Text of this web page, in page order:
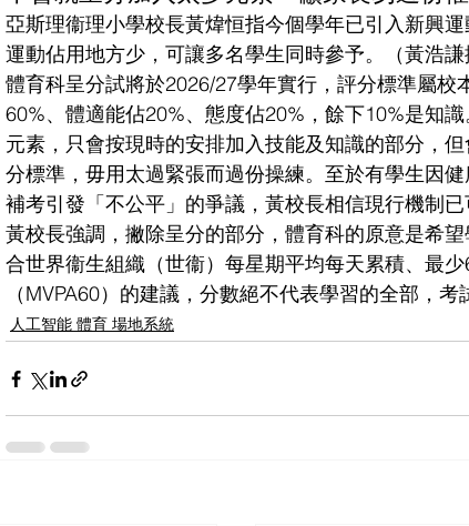
亞斯理衞理小學校長黃煒恒指今個學年已引入新興
運動佔用地方少，可讓多名學生同時參予。（黃浩謙
體育科呈分試將於2026/27學年實行，評分標準屬
60%、體適能佔20%、態度佔20%，餘下10%是知
元素，只會按現時的安排加入技能及知識的部分，
分標準，毋用太過緊張而過份操練。至於有學生因
補考引發「不公平」的爭議，黃校長相信現行機制已
黃校長強調，撇除呈分的部分，體育科的原意是希
合世界衞生組織（世衞）每星期平均每天累積、最
（MVPA60）的建議，分數絕不代表學習的全部，考
人工智能 體育 場地系統